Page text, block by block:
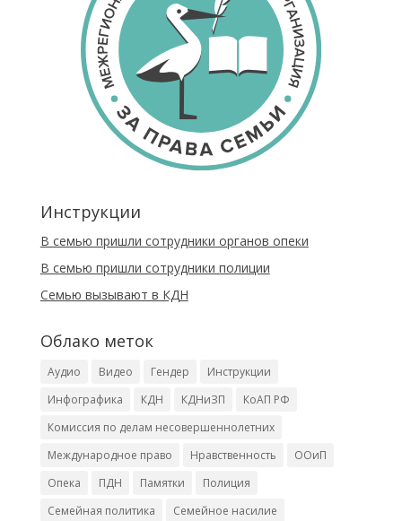
Инструкции
В семью пришли сотрудники органов опеки
В семью пришли сотрудники полиции
Cемью вызывают в КДН
Облако меток
Аудио Видео Гендер
Инструкции
Инфографика
КДН КДНиЗП
КоАП РФ
Комиссия по делам несовершеннолетних
Международное право
Нравственность
ООиП
Опека
ПДН Памятки
Полиция
Семейная политика
Семейное насилие